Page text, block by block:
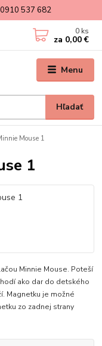
537 682
Menu
Hľadať
0 ks
za 0,00 €
Mouse 1
1
Minnie Mouse. Poteší
ako dar do detského
Magnetku je možné
zo zadnej strany